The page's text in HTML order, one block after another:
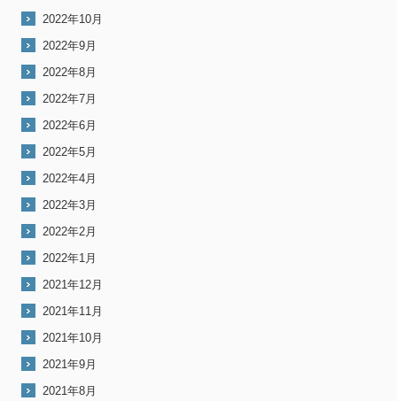
2022年10月
2022年9月
2022年8月
2022年7月
2022年6月
2022年5月
2022年4月
2022年3月
2022年2月
2022年1月
2021年12月
2021年11月
2021年10月
2021年9月
2021年8月